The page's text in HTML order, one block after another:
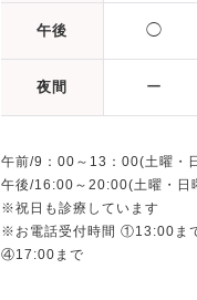
午後 ◯
夜間 ー
午前/9：00～13：00(土曜・
午後/16:00～20:00(土曜・
※祝日も診療しています
※お電話受付時間 ①13:00